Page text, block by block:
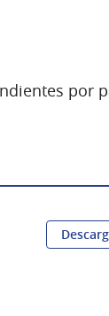
por
nueva)